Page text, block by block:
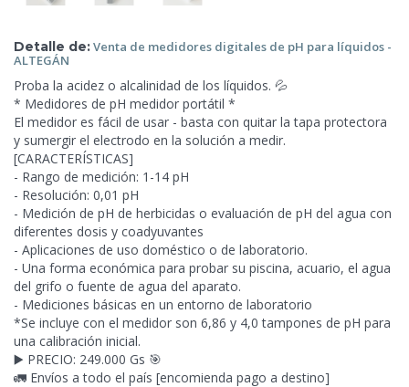
Detalle de:Venta de medidores digitales de pH para líquidos -
ALTEGÁN
Proba la acidez o alcalinidad de los líquidos. 💦
* Medidores de pH medidor portátil *
El medidor es fácil de usar - basta con quitar la tapa protectora
y sumergir el electrodo en la solución a medir.
[CARACTERÍSTICAS]
- Rango de medición: 1-14 pH
- Resolución: 0,01 pH
- Medición de pH de herbicidas o evaluación de pH del agua con
diferentes dosis y coadyuvantes
- Aplicaciones de uso doméstico o de laboratorio.
- Una forma económica para probar su piscina, acuario, el agua
del grifo o fuente de agua del aparato.
- Mediciones básicas en un entorno de laboratorio
*Se incluye con el medidor son 6,86 y 4,0 tampones de pH para
una calibración inicial.
▶️ PRECIO: 249.000 Gs 🎯
🚛 Envíos a todo el país [encomienda pago a destino]